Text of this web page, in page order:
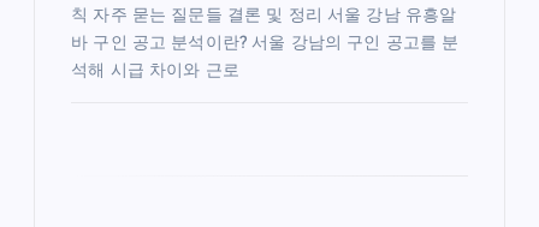
칙 자주 묻는 질문들 결론 및 정리 서울 강남 유흥알
바 구인 공고 분석이란? 서울 강남의 구인 공고를 분
석해 시급 차이와 근로